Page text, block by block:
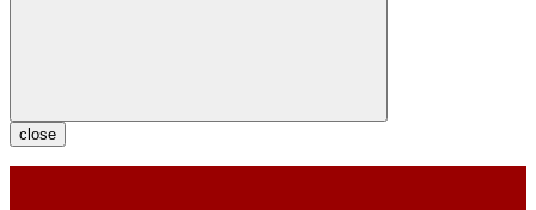
close